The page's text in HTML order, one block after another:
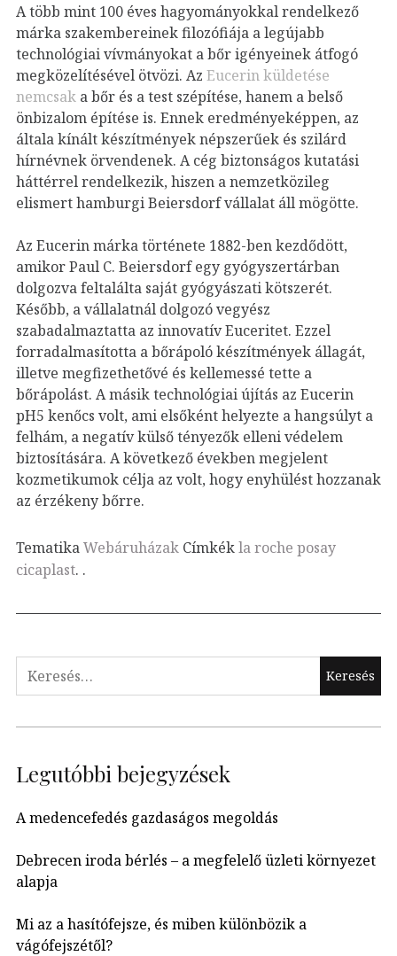
A több mint 100 éves hagyományokkal rendelkező
márka szakembereinek filozófiája a legújabb
technológiai vívmányokat a bőr igényeinek átfogó
megközelítésével ötvözi. Az Eucerin küldetése
nemcsak a bőr és a test szépítése, hanem a belső
önbizalom építése is. Ennek eredményeképpen, az
általa kínált készítmények népszerűek és szilárd
hírnévnek örvendenek. A cég biztonságos kutatási
háttérrel rendelkezik, hiszen a nemzetközileg
elismert hamburgi Beiersdorf vállalat áll mögötte.
Az Eucerin márka története 1882-ben kezdődött,
amikor Paul C. Beiersdorf egy gyógyszertárban
dolgozva feltalálta saját gyógyászati kötszerét.
Később, a vállalatnál dolgozó vegyész
szabadalmaztatta az innovatív Euceritet. Ezzel
forradalmasította a bőrápoló készítmények állagát,
illetve megfizethetővé és kellemessé tette a
bőrápolást. A másik technológiai újítás az Eucerin
pH5 kenőcs volt, ami elsőként helyezte a hangsúlyt a
felhám, a negatív külső tényezők elleni védelem
biztosítására. A következő években megjelent
kozmetikumok célja az volt, hogy enyhülést hozzanak
az érzékeny bőrre.
TematikaWebáruházak Címkékla roche posay
cicaplast. .
Keresés:
Legutóbbi bejegyzések
A medencefedés gazdaságos megoldás
Debrecen iroda bérlés – a megfelelő üzleti környezet
alapja
Mi az a hasítófejsze, és miben különbözik a
vágófejszétől?